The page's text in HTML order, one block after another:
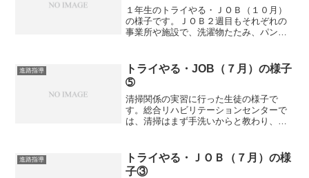
１年生のトライやる・ＪＯＢ（１０月）
の様子です。ＪＯＢ２週目もそれぞれの
事業所や施設で、洗濯物たたみ、パンフ
した生徒の評価聞き取り（実習の反省
会）では、「どの工程も理解...
進路指導
トライやる・JOB（７月）の様子
➄
清掃関係の実習に行った生徒の様子で
す。総合リハビリテーションセンターで
は、清掃はまず手洗いからと教わり、い
した。別の会社では、バスの掃除をしま
した。バスの中はとても暑か...
進路指導
トライやる・ＪＯＢ（７月）の様
子③